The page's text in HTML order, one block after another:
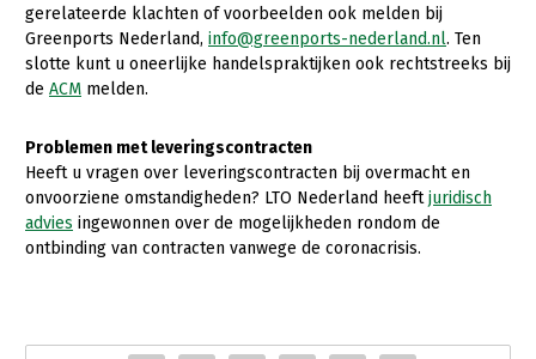
Biologische Landbouw
Geitenhouderij
Konijnenhouderij
Melkveehouderij
Paardenhouderij
gerelateerde klachten of voorbeelden ook melden bij
Greenports Nederland, info@greenports-nederland.nl. Ten
slotte kunt u oneerlijke handelspraktijken ook rechtstreeks bij
de ACM melden.
Problemen met leveringscontracten
Heeft u vragen over leveringscontracten bij overmacht en
onvoorziene omstandigheden? LTO Nederland heeftjuridisch
advies ingewonnen over de mogelijkheden rondom de
ontbinding van contracten vanwege de coronacrisis.